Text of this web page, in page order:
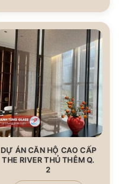
DỰ ÁN CĂN HỘ CAO CẤP
THE RIVER THỦ THÊM Q.
2